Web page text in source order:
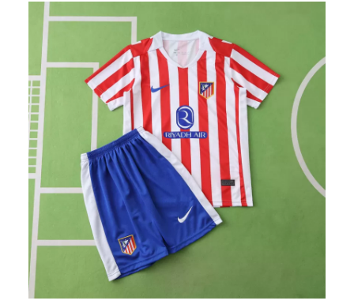
k
č
i
n
a